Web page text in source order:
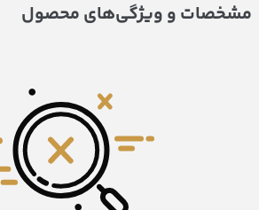
مشخصات و ویژگی‌های محصول